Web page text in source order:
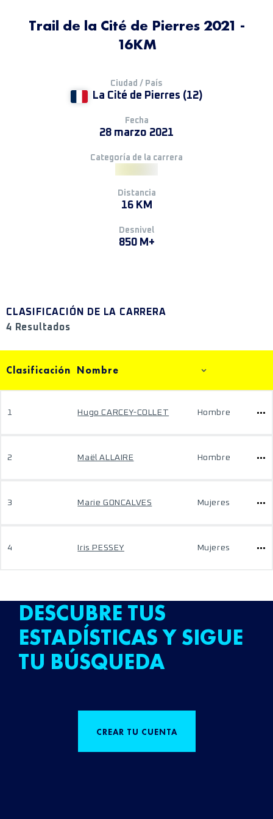
Trail de la Cité de Pierres 2021 -
16KM
Ciudad / País
La Cité de Pierres (12)
Fecha
28 marzo 2021
Categoría de la carrera
Distancia
16 KM
Desnivel
850 M+
CLASIFICACIÓN DE LA CARRERA
4 Resultados
Clasificación Nombre
1 Hugo CARCEY-COLLET Hombre
2 Maël ALLAIRE Hombre
3 Marie GONCALVES Mujeres
4 Iris PESSEY Mujeres
DESCUBRE TUS
ESTADÍSTICAS Y SIGUE
TU BÚSQUEDA
CREAR TU CUENTA